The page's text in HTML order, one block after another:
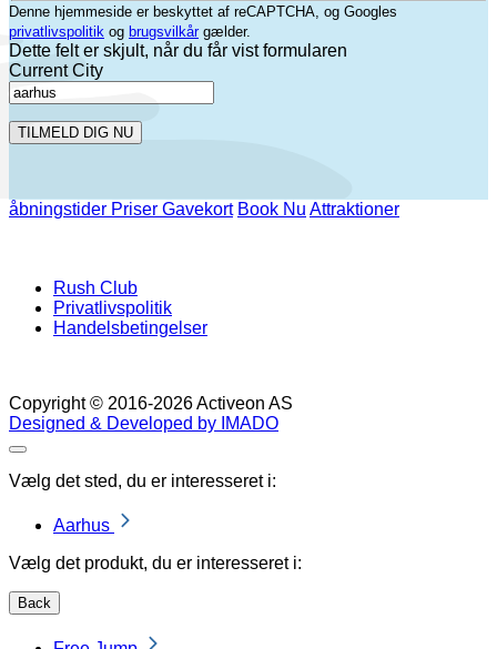
Denne hjemmeside er beskyttet af reCAPTCHA, og Googles
privatlivspolitik og brugsvilkårgælder.
Dette felt er skjult, når du får vist formularen
Current City
TILMELD DIG NU
åbningstider Priser Gavekort Book Nu Attraktioner
Rush Club
Privatlivspolitik
Handelsbetingelser
Copyright © 2016-2026 Activeon AS
Designed & Developed by IMADO
Luk
Vælg det sted, du er interesseret i:
Aarhus
Vælg det produkt, du er interesseret i:
Back